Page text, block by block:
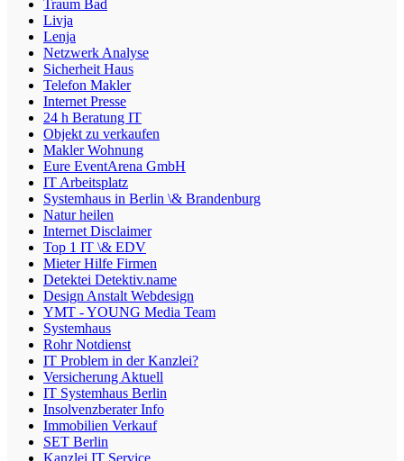
Traum Bad
Livja
Lenja
Netzwerk Analyse
Sicherheit Haus
Telefon Makler
Internet Presse
24 h Beratung IT
Objekt zu verkaufen
Makler Wohnung
Eure EventArena GmbH
IT Arbeitsplatz
Systemhaus in Berlin \& Brandenburg
Natur heilen
Internet Disclaimer
Top 1 IT \& EDV
Mieter Hilfe Firmen
Detektei Detektiv.name
Design Anstalt Webdesign
YMT - YOUNG Media Team
Systemhaus
Rohr Notdienst
IT Problem in der Kanzlei?
Versicherung Aktuell
IT Systemhaus Berlin
Insolvenzberater Info
Immobilien Verkauf
SET Berlin